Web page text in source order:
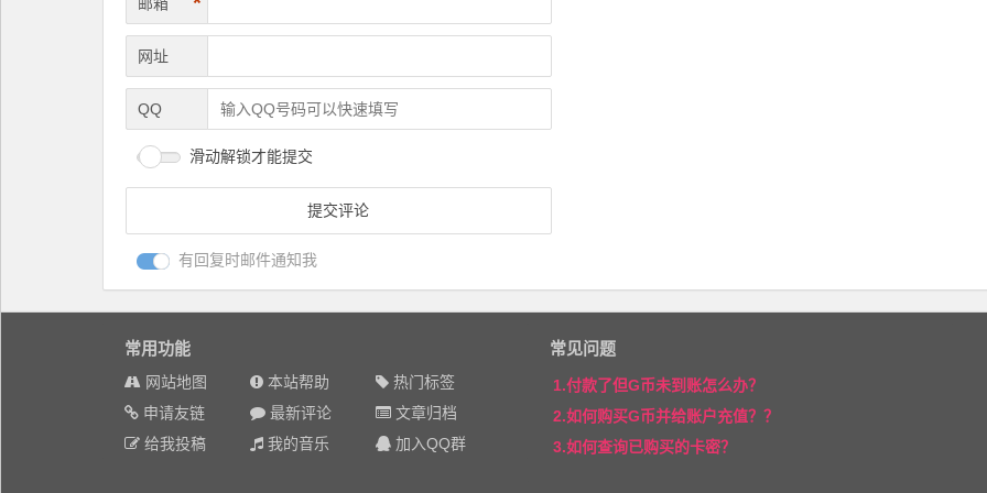
邮箱
网址
QQ
滑动解锁才能提交
有回复时邮件通知我
常用功能
网站地图 本站帮助
热门标签
申请友链
最新评论
文章归档
给我投稿
我的音乐 加入QQ群
常见问题
1.付款了但G币未到账怎么办？
2.如何购买G币并给账户充值？？
3.如何查询已购买的卡密？